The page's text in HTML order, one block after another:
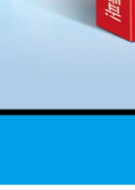
that 안 하는 게 좋아
수익 좀 냈어?
ER 응급실에 실려